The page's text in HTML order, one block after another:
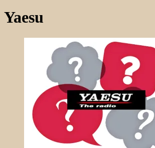
Yaesu